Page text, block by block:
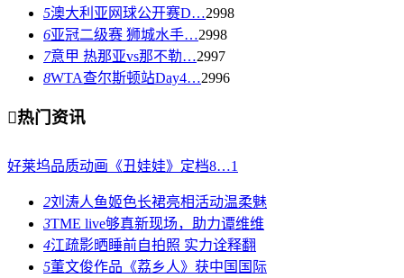
5澳大利亚网球公开赛D…2998
6亚冠二级赛 狮城水手…2998
7意甲 热那亚vs那不勒…2997
8WTA查尔斯顿站Day4…2996
热门资讯
好莱坞品质动画《丑娃娃》定档8…1
2刘涛人鱼姬色长裙亮相活动温柔魅
3TME live够真新现场，助力谭维维
4江疏影晒睡前自拍照 实力诠释翻
5董文俊作品《荔乡人》获中国国际